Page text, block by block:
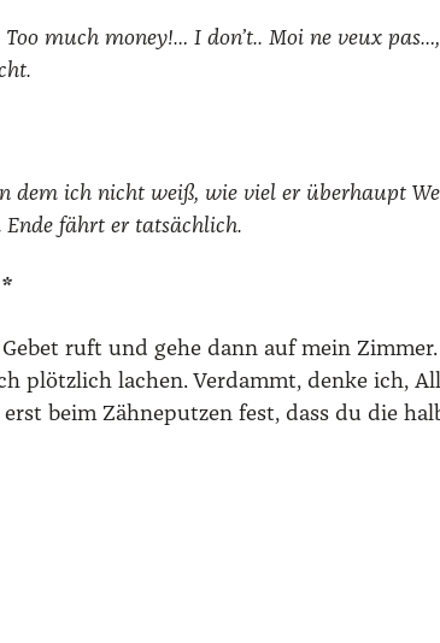
much money!… I don’t.. Moi ne veux
ich nicht weiß, wie viel er über­haupt
fährt er tat­säch­lich.
ruft und gehe dann auf mein
plötz­lich lachen. Ver­dammt, den­ke ich,
beim Zäh­ne­put­zen fest, dass du die